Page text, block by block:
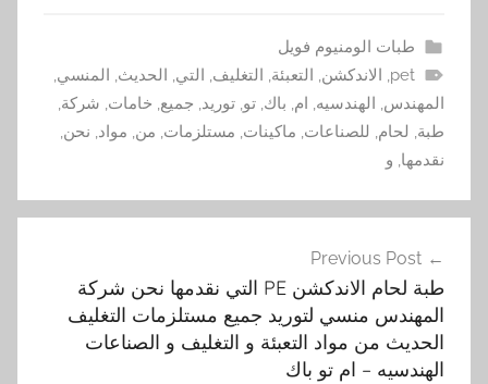
طبات الومنيوم فويل
pet
, الاندكشن, التعبئة, التغليف, التي, الحديث, المنسي,
المهندس, الهندسيه, ام, باك, تو, توريد, جميع, خامات, شركة,
طبة, لحام, للصناعات, ماكينات, مستلزمات, من, مواد, نحن,
نقدمها, و
المقالات
Previous Post
طبة لحام الاندكشن PE التي نقدمها نحن شركة
المهندس منسي لتوريد جميع مستلزمات التغليف
الحديث من مواد التعبئة و التغليف و الصناعات
الهندسيه – ام تو باك